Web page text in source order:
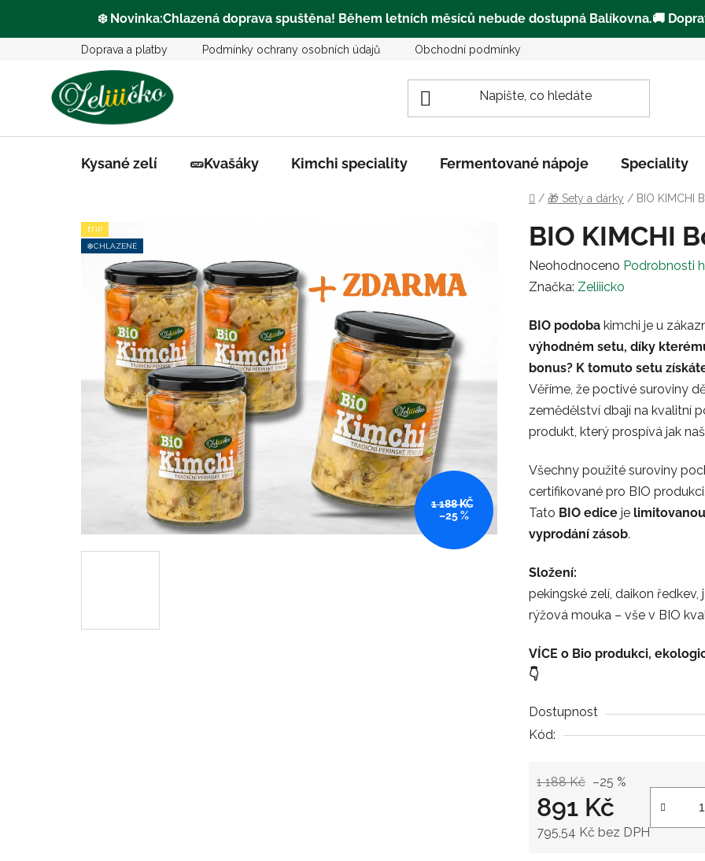
❄️ Novinka:Chlazená doprava spuštěna! Během letních měsíců nebude dostupná Balíkovna.🚚
Doprava a platby Podmínky ochrany osobních údajů Obchodní podmínky
Kysané zelí 🥒Kvašáky Kimchi speciality Fermentované nápoje Speciality
Domů
/ 🎁 Sety a dárky / BIO KIMCHI
BIO KIMCHI
Průměrné
hodnocení
je
0,0
z
5
hvězdiček.
Neohodnoceno Podrobnosti
Značka: Zeliiicko
BIO podoba kimchi je u
výhodném setu, díky
bonus? K tomuto setu
Věříme, že poctivé suroviny
zemědělství dbají na kvalitní
produkt, který prospívá jak
Všechny použité suroviny
certifikované pro BIO produkci.
Tato BIO edice je
vyprodání zásob.
Složení:
pekingské zelí, daikon ředkev,
rýžová mouka – vše v BIO
VÍCE o Bio produkci,
👇
Dostupnost
Kód:
1 188 Kč –25 %
891 Kč
795,54 Kč bez DPH
❗TIP
❄️CHLAZENÉ
1 188 KČ
–25 %